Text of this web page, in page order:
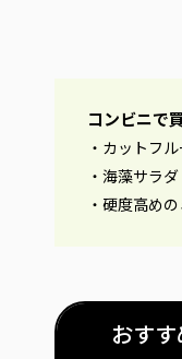
コンビニで
・カットフ
・海藻サラ
・硬度高め
おす